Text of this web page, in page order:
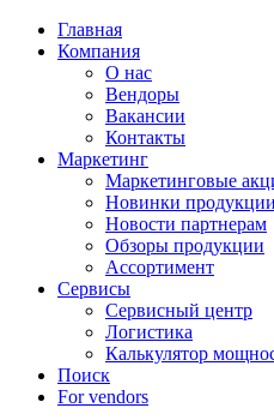
Главная
Компания
О нас
Вендоры
Вакансии
Контакты
Маркетинг
Маркетинговые
Новинки продукции
Новости партнерам
Обзоры продукции
Ассортимент
Сервисы
Сервисный центр
Логистика
Калькулятор
Поиск
For vendors